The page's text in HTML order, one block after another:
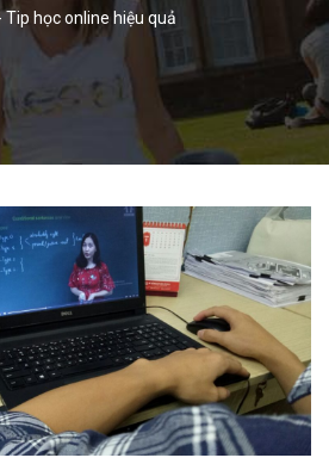
Tip học online hiệu quả